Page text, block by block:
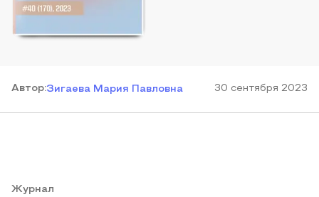
Автор:Зигаева Мария Павловна 30 сентября 2023
Журнал